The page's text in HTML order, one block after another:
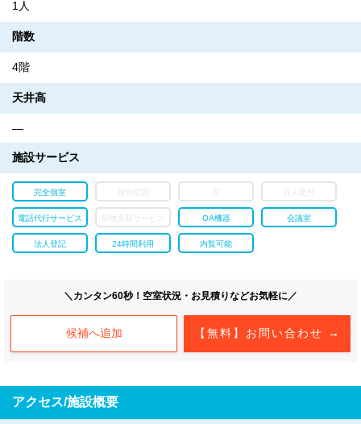
1人
階数
4階
天井高
―
施設サービス
完全個室 個別空調
電話代行サービス OA機器 会議室
法人登記 24時間利用 内覧可能
＼カンタン60秒！空室状況・お見積りなどお気軽に／
【無料】お問い合わせ →
候補へ追加
アクセス/施設概要